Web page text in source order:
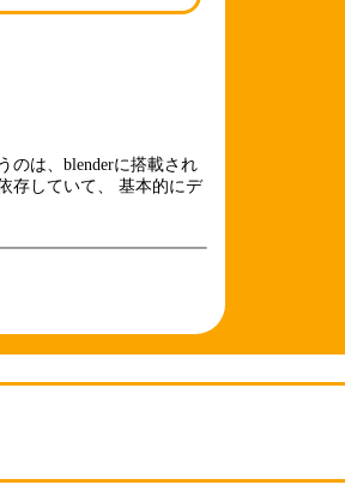
のは、blenderに搭載され
存していて、 基本的にデ